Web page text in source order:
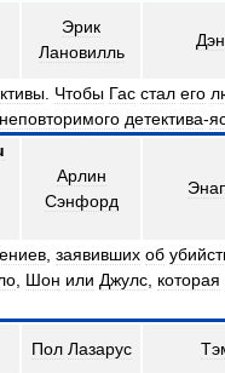
Эрик
Лановилль
Чтобы Гас стал его
неповторимого детектива-
Арлин
Сэнфорд
заявивших об
Шон или Джулс которая
Пол Лазарус